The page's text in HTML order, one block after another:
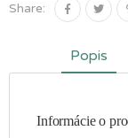
Share:
Popis
Informácie o